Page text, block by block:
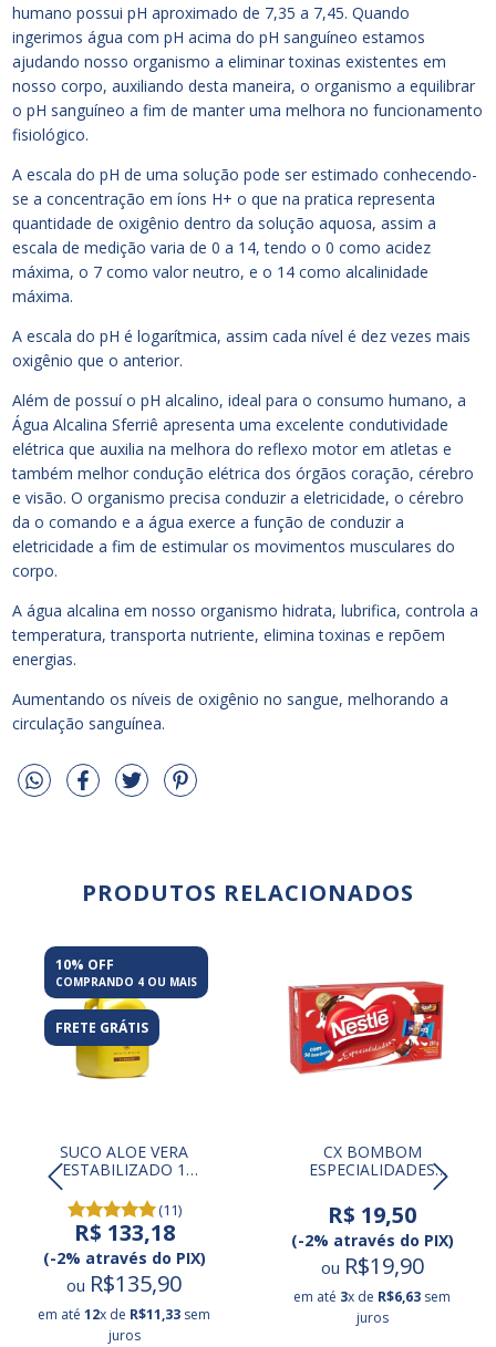
humano possui pH aproximado de 7,35 a 7,45. Quando
ingerimos água com pH acima do pH sanguíneo estamos
ajudando nosso organismo a eliminar toxinas existentes em
nosso corpo, auxiliando desta maneira, o organismo a equilibrar
o pH sanguíneo a fim de manter uma melhora no funcionamento
fisiológico.
A escala do pH de uma solução pode ser estimado conhecendo-
se a concentração em íons H+ o que na pratica representa
quantidade de oxigênio dentro da solução aquosa, assim a
escala de medição varia de 0 a 14, tendo o 0 como acidez
máxima, o 7 como valor neutro, e o 14 como alcalinidade
máxima.
A escala do pH é logarítmica, assim cada nível é dez vezes mais
oxigênio que o anterior.
Além de possuí o pH alcalino, ideal para o consumo humano, a
Água Alcalina Sferriê apresenta uma excelente condutividade
elétrica que auxilia na melhora do reflexo motor em atletas e
também melhor condução elétrica dos órgãos coração, cérebro
e visão. O organismo precisa conduzir a eletricidade, o cérebro
da o comando e a água exerce a função de conduzir a
eletricidade a fim de estimular os movimentos musculares do
corpo.
A água alcalina em nosso organismo hidrata, lubrifica, controla a
temperatura, transporta nutriente, elimina toxinas e repõem
energias.
Aumentando os níveis de oxigênio no sangue, melhorando a
circulação sanguínea.
PRODUTOS RELACIONADOS
10% OFF
COMPRANDO 4 OU MAIS
FRETE GRÁTIS
SUCO ALOE VERA
ESTABILIZADO 1
(11)
R$ 133,18
(-2% através do PIX)
ou R$135,90
em até 12x de R$11,33 sem
juros
CX BOMBOM
ESPECIALIDADES
R$ 19,50
(-2% através do PIX)
ou R$19,90
em até 3x de R$6,63 sem
juros